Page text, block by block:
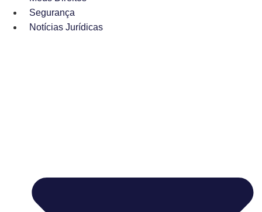
Segurança
Notícias Jurídicas